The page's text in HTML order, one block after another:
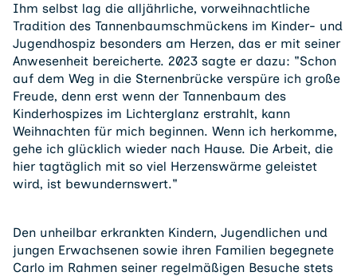
Ihm selbst lag die alljährliche, vorweihnachtliche
Tradition des Tannenbaumschmückens im Kinder- und
Jugendhospiz besonders am Herzen, das er mit seiner
Anwesenheit bereicherte. 2023 sagte er dazu: "Schon
auf dem Weg in die Sternenbrücke verspüre ich große
Freude, denn erst wenn der Tannenbaum des
Kinderhospizes im Lichterglanz erstrahlt, kann
Weihnachten für mich beginnen. Wenn ich herkomme,
gehe ich glücklich wieder nach Hause. Die Arbeit, die
hier tagtäglich mit so viel Herzenswärme geleistet
wird, ist bewundernswert."
Den unheilbar erkrankten Kindern, Jugendlichen und
jungen Erwachsenen sowie ihren Familien begegnete
Carlo im Rahmen seiner regelmäßigen Besuche stets